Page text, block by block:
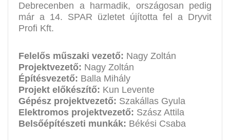
Debrecenben a harmadik, országosan pedig
már a 14. SPAR üzletet újította fel a Dryvit
Profi Kft.
Felelős műszaki vezető: Nagy Zoltán
Projektvezető: Nagy Zoltán
Építésvezető: Balla Mihály
Projekt előkészítő: Kun Levente
Gépész projektvezető: Szakállas Gyula
Elektromos projektvezető: Szász Attila
Belsőépítészeti munkák: Békési Csaba